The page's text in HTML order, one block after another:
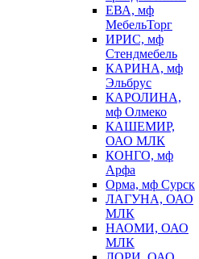
ЕВА, мф
МебельТорг
ИРИС, мф
Стендмебель
КАРИНА, мф
Эльбрус
КАРОЛИНА,
мф Олмеко
КАШЕМИР,
ОАО МЛК
КОНГО, мф
Арфа
Орма, мф Сурск
ЛАГУНА, ОАО
МЛК
НАОМИ, ОАО
МЛК